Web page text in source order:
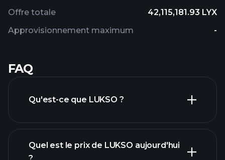
Offre totale
42,115,181.93 LYX
Approvisionnement maximum
-
FAQ
Qu'est-ce que LUKSO ?
Quel est le prix de LUKSO aujourd'hui